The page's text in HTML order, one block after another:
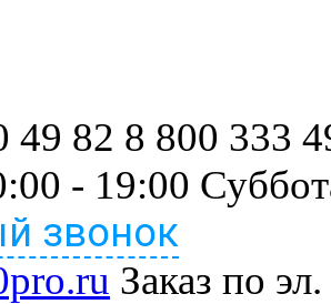
49 82 8 800 333
- 19:00
звонок
Заказ по